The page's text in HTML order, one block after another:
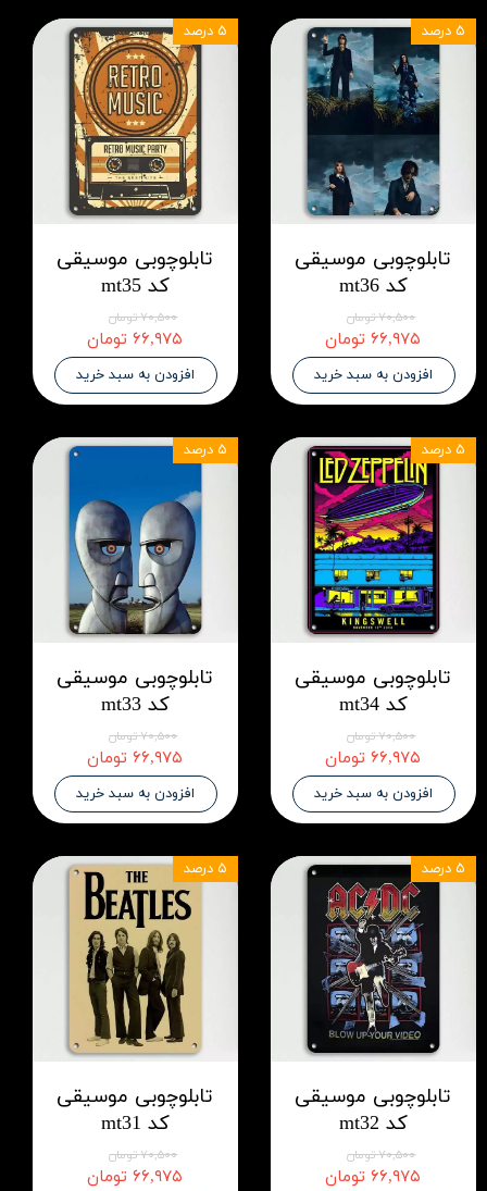
تابلوچوبی موسیقی
کد mt36
۷۰,۵۰۰ تومان
۶۶,۹۷۵ تومان
افزودن به سبد خرید
۵ درصد
تابلوچوبی موسیقی
کد mt35
۷۰,۵۰۰ تومان
۶۶,۹۷۵ تومان
افزودن به سبد خرید
۵ درصد
تابلوچوبی موسیقی
کد mt34
۷۰,۵۰۰ تومان
۶۶,۹۷۵ تومان
افزودن به سبد خرید
۵ درصد
تابلوچوبی موسیقی
کد mt33
۷۰,۵۰۰ تومان
۶۶,۹۷۵ تومان
افزودن به سبد خرید
۵ درصد
تابلوچوبی موسیقی
کد mt32
۷۰,۵۰۰ تومان
۶۶,۹۷۵ تومان
۵ درصد
تابلوچوبی موسیقی
کد mt31
۷۰,۵۰۰ تومان
۶۶,۹۷۵ تومان
۵ درصد